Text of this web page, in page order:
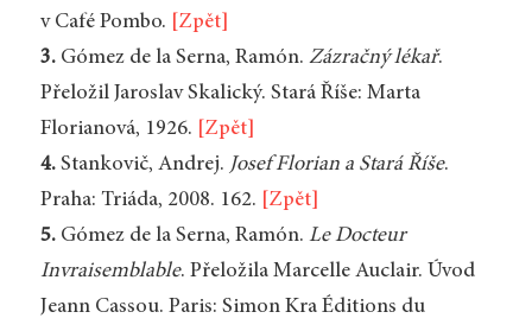
v Café Pombo.
[Zpět]
3.Gómez de la Serna, Ramón. Zázračný lékař.
Přeložil Jaroslav Skalický. Stará Říše: Marta
Florianová, 1926.
[Zpět]
4.Stankovič, Andrej. Josef Florian a Stará Říše.
Praha: Triáda, 2008. 162.
[Zpět]
5.Gómez de la Serna, Ramón. Le Docteur
Invraisemblable. Přeložila Marcelle Auclair. Úvod
Jeann Cassou. Paris: Simon Kra Éditions du